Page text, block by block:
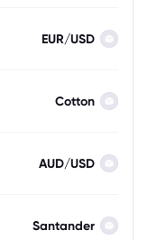
EUR/USD
Cotton
AUD/USD
Santander